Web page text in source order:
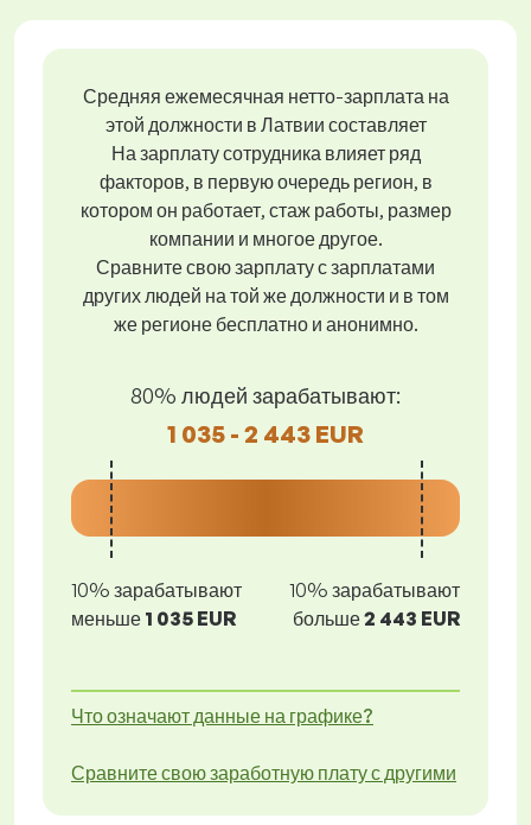
Средняя ежемесячная нетто-зарплата на
этой должности в Латвии составляет
На зарплату сотрудника влияет ряд
факторов, в первую очередь регион, в
котором он работает, стаж работы, размер
компании и многое другое.
Сравните свою зарплату с зарплатами
других людей на той же должности и в том
же регионе бесплатно и анонимно.
80% людей зарабатывают:
1 035 - 2 443 EUR
10% зарабатывают
меньше 1 035 EUR
10% зарабатывают
больше2 443 EUR
Что означают данные на графике?
Сравните свою заработную плату с другими